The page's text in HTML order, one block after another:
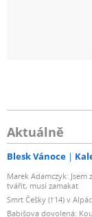
Aktuálně
Blesk Vánoce
Marek Adamczyk:
tvářit, musí zamakat
Smrt Češky (†14) v
Babišova dovolená: